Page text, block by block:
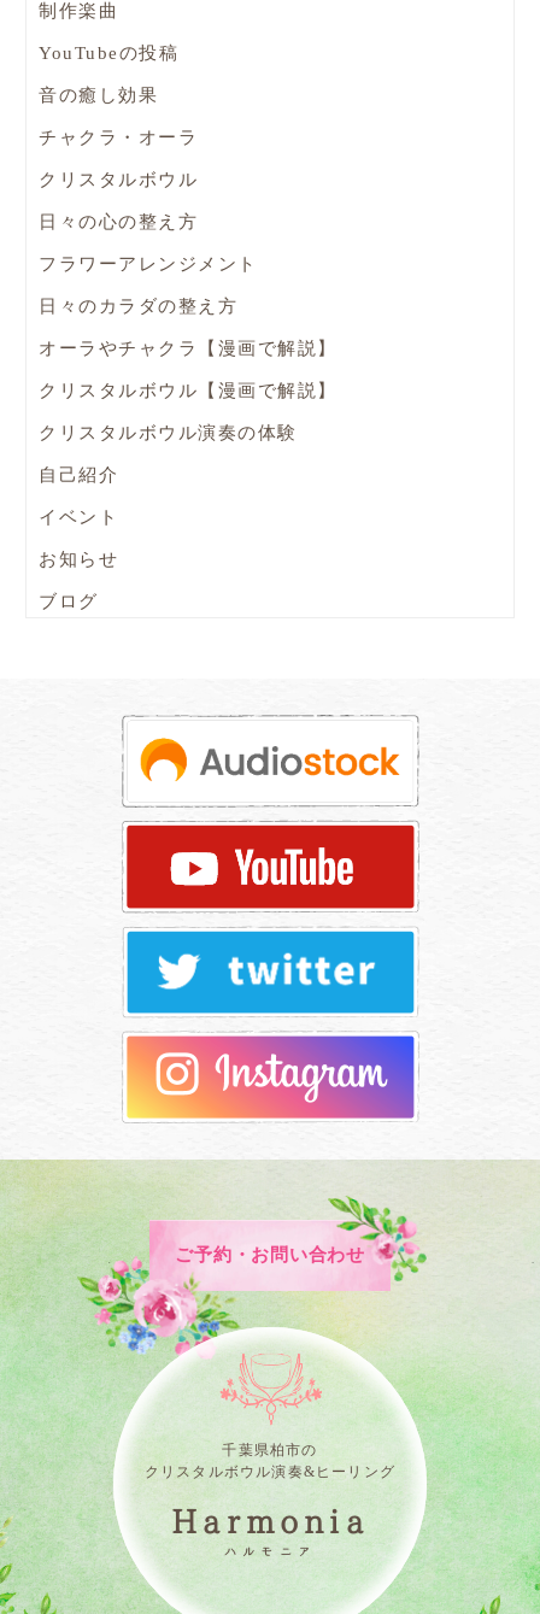
制作楽曲
YouTubeの投稿
音の癒し効果
チャクラ・オーラ
クリスタルボウル
日々の心の整え方
フラワーアレンジメント
日々のカラダの整え方
オーラやチャクラ【漫画で解説】
クリスタルボウル【漫画で解説】
クリスタルボウル演奏の体験
自己紹介
イベント
お知らせ
ブログ
ご予約・お問い合わせ
千葉県柏市の
クリスタルボウル演奏&ヒーリング
Harmonia
ハルモニア